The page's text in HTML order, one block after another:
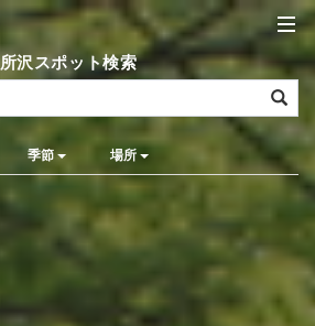
所沢スポット検索
季節 場所